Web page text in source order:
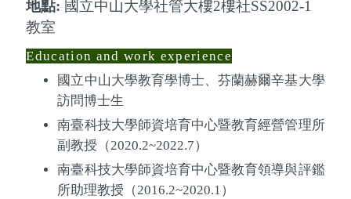
地點: 國立中山大學社管大樓2樓社SS2002-1
教室
Education and work experience
國立中山大學教育學博士、芬蘭赫爾辛基大學
訪問博士生
南臺科技大學師資培育中心暨教育經營管理所
副教授（2020.2~2022.7）
南臺科技大學師資培育中心暨教育領導與評鑑
所助理教授（2016.2~2020.1）